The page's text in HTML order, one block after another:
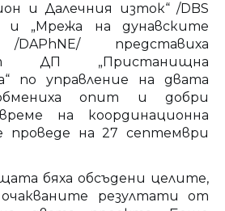
и Далечния изток“ /DBS
и „Мрежа на дунавските
DAPhNE/ представиха
ДП „Пристанищна
по управление на двата
опит и добри
на координационна
проведе на 27 септември
бяха обсъдени целите,
резултати от